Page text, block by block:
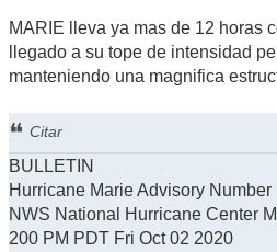
MARIE lleva ya mas de 12 horas
llegado a su tope de intensidad
manteniendo una magnifica
Citar
BULLETIN
Hurricane Marie Advisory
NWS National Hurricane
200 PM PDT Fri Oct 02 2020